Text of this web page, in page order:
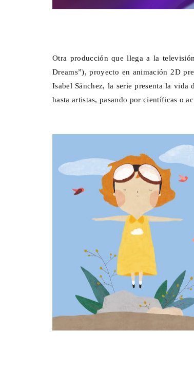
Otra producción que llega a la
Dreams”), proyecto en animación 2D
Isabel Sánchez, la serie presenta la vida
hasta artistas, pasando por científicas o